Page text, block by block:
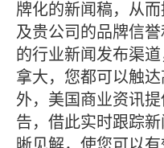
牌化的新闻稿，从
及贵公司的品牌信
的行业新闻发布渠
拿大，您都可以触
外，美国商业资讯
告，借此实时跟踪